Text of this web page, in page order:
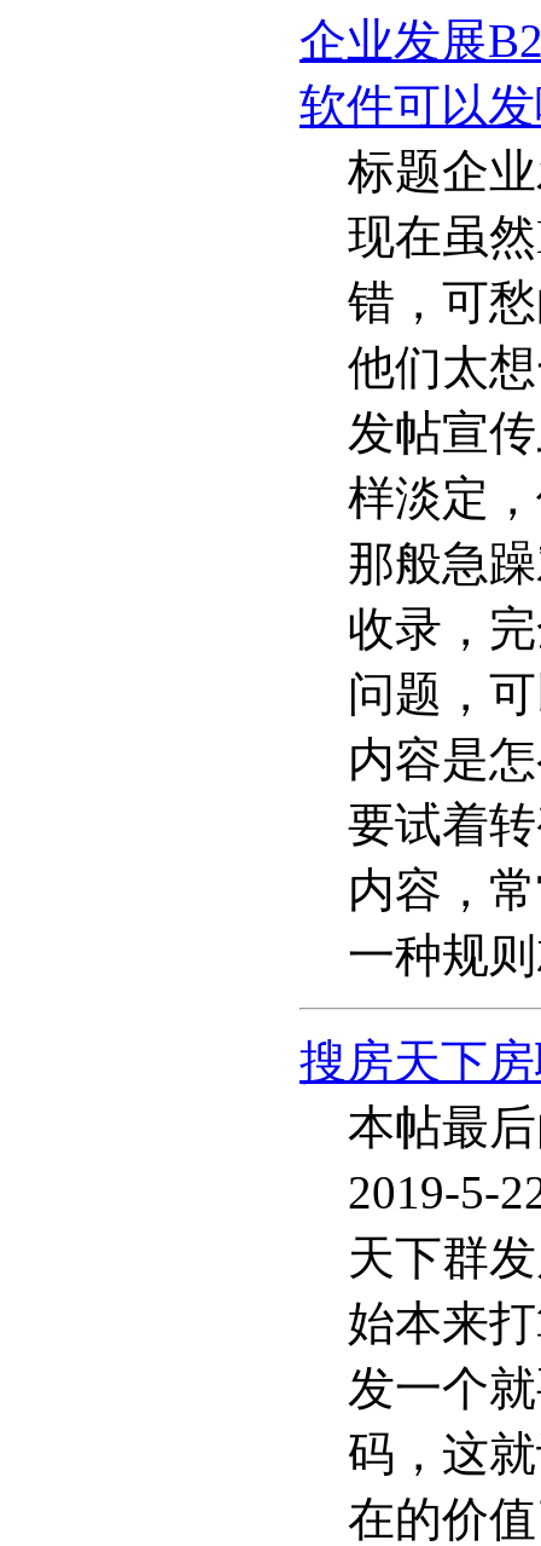
企业发展
软件可以
标题企
现在虽
错，可
他们太
发帖宣
样淡定
那般急
收录，
问题，
内容是
要试着
内容，
一种规
搜房天下
本帖最
2019-5-
天下群
始本来
发一个
码，这
在的价